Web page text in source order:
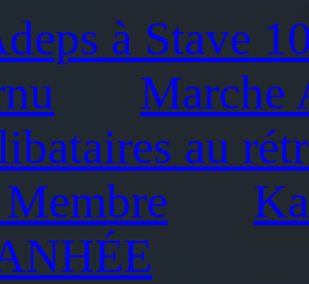
à Stave
Marche
au